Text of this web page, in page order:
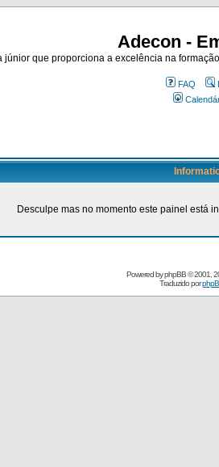
Adecon -
júnior que proporciona a excelência na
FAQ
Desculpe mas no momento este painel está
Powered byphpBB© 2001,
Traduzido por